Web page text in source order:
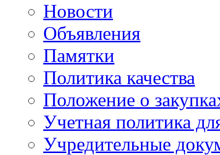
Новости
Объявления
Памятки
Политика качества
Положение о
Учетная политика
Учредительные